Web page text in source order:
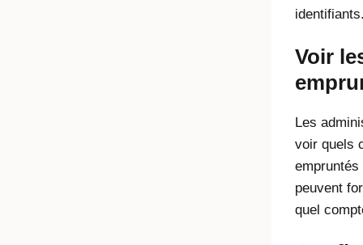
Voir
Les
voir quels
peuvent
quel